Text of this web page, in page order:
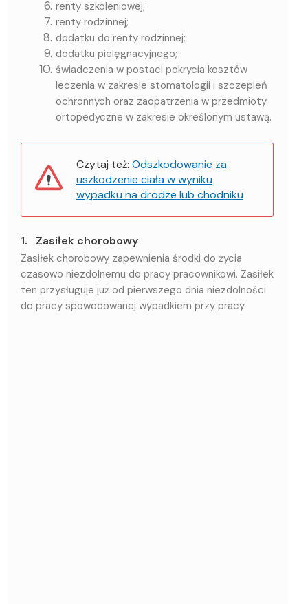
renty szkoleniowej;
renty rodzinnej;
dodatku do renty rodzinnej;
dodatku pielęgnacyjnego;
świadczenia w postaci pokrycia kosztów
leczenia w zakresie stomatologii i szczepień
ochronnych oraz zaopatrzenia w przedmioty
ortopedyczne w zakresie określonym ustawą.
Czytaj też: Odszkodowanie za
uszkodzenie ciała w wyniku
wypadku na drodze lub chodniku
1. Zasiłek chorobowy
Zasiłek chorobowy zapewnienia środki do życia
czasowo niezdolnemu do pracy pracownikowi. Zasiłek
ten przysługuje już od pierwszego dnia niezdolności
do pracy spowodowanej wypadkiem przy pracy.